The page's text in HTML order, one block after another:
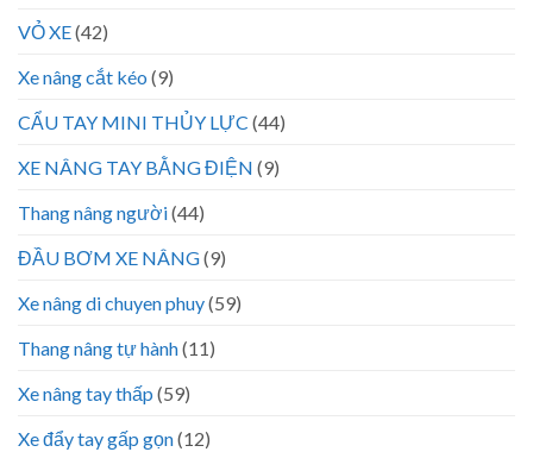
VỎ XE(42)
Xe nâng cắt kéo (9)
CẨU TAY MINI THỦY LỰC (44)
XE NÂNG TAY BẰNG ĐIỆN (9)
Thang nâng người(44)
ĐẦU BƠM XE NÂNG(9)
Xe nâng di chuyen phuy(59)
Thang nâng tự hành(11)
Xe nâng tay thấp (59)
Xe đẩy tay gấp gọn(12)